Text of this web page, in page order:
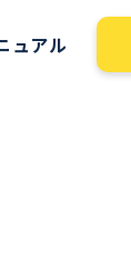
ュアル